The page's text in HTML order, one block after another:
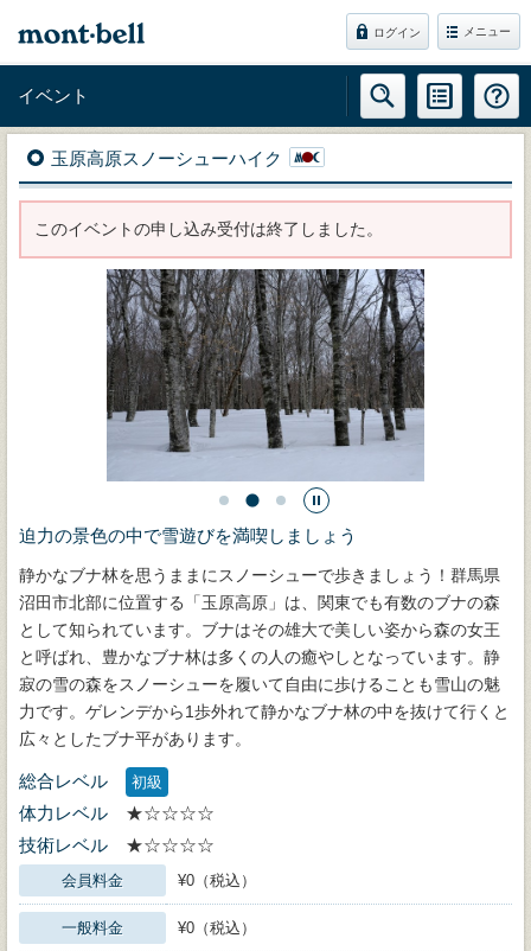
ログイン メニュー
イベント
玉原高原スノーシューハイク
このイベントの申し込み受付は終了しました。
迫力の景色の中で雪遊びを満喫しましょう
静かなブナ林を思うままにスノーシューで歩きましょう！群馬県
沼田市北部に位置する「玉原高原」は、関東でも有数のブナの森
として知られています。ブナはその雄大で美しい姿から森の女王
と呼ばれ、豊かなブナ林は多くの人の癒やしとなっています。静
寂の雪の森をスノーシューを履いて自由に歩けることも雪山の魅
力です。ゲレンデから1歩外れて静かなブナ林の中を抜けて行くと
広々としたブナ平があります。
総合レベル 初級
体力レベル
★☆☆☆☆
技術レベル
★☆☆☆☆
会員料金 ¥0（税込）
一般料金 ¥0（税込）